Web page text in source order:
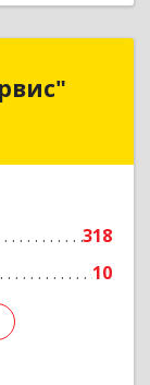
318
10
г,